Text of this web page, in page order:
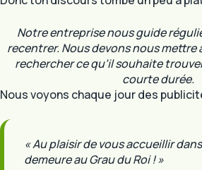
Notre entreprise nous guide
recentrer. Nous devons nous mettre
rechercher ce qu’il souhaite
courte durée.
Nous voyons chaque jour des
« Au plaisir de vous accueillir
demeure au Grau du Roi ! »